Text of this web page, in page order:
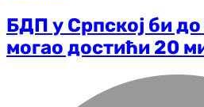
БДП у Српској би до
могао достићи 20